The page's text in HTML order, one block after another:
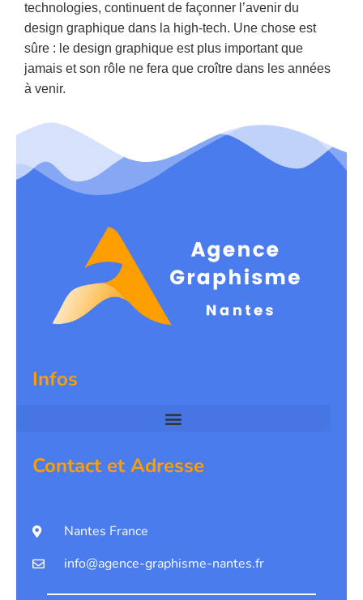
technologies, continuent de façonner l’avenir du
design graphique dans la high-tech. Une chose est
sûre : le design graphique est plus important que
jamais et son rôle ne fera que croître dans les années
à venir.
Infos
Contact et Adresse
Nantes France
info@agence-graphisme-nantes.fr